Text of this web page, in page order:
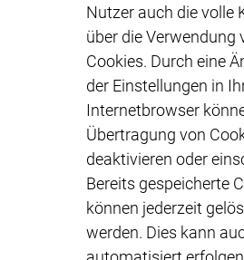
Nutzer auch die volle
über die Verwendung
Cookies. Durch eine
der Einstellungen in
Internetbrowser
Übertragung von
deaktivieren oder
Bereits gespeicherte
können jederzeit
werden. Dies kann